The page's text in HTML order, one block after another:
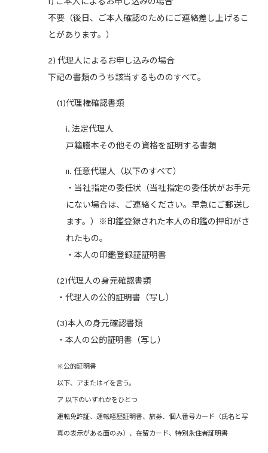
1) ご本人によるお申し込みの場合
不要（後日、ご本人確認のためにご連絡差し上げるこ
とがあります。）
2) 代理人によるお申し込みの場合
下記の書類のうち該当するもののすべて。
(1)代理権確認書類
i. 法定代理人
戸籍謄本その他その資格を証明する書類
ii. 任意代理人（以下のすべて）
・当社指定の委任状（当社指定の委任状がお手元
にない場合は、ご連絡ください。早急にご郵送し
ます。）※印鑑登録された本人の印鑑の押印がさ
れたもの。
・本人の印鑑登録証証明書
(2)代理人の身元確認書類
・代理人の公的証明書（写し）
(3)本人の身元確認書類
・本人の公的証明書（写し）
※公的証明書
以下、アまたはイを言う。
ア 以下のいずれかをひとつ
運転免許証、運転経歴証明書、旅券、個人番号カード（氏名と写
真の表示がある面のみ）、在留カード、特別永住者証明書